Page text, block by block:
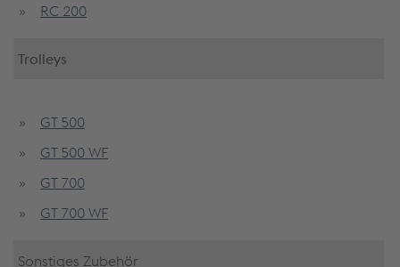
RC 200
Trolleys
GT 500
GT 500 WF
GT 700
GT 700 WF
Sonstiges Zubehör